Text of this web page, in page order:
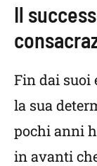
Il
Fin dai suoi
la sua
pochi anni
in avanti